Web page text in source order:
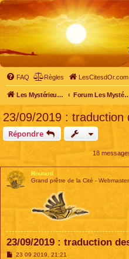
FAQ Règles LesCitesdOr.com
Les Mystérieuses Cités d'Or - LesCitesdOr.com Forum Les
23/09/2019 : traduction
Répondre
18
Routard
Grand prêtre de la Cité - Webmaster
23/09/2019 : traduction
M23 09 2019, 21:21